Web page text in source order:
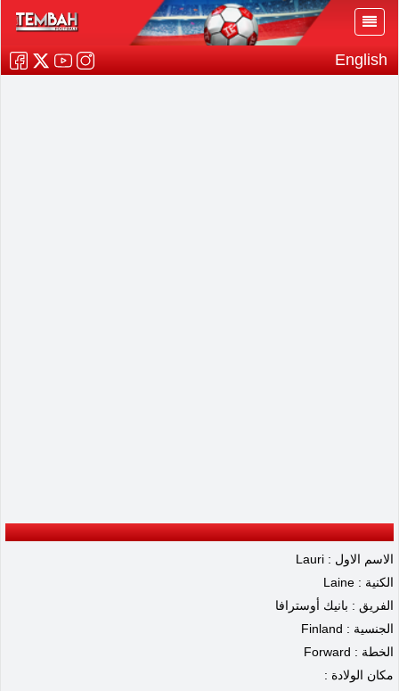
English
الاسم الاول : Lauri
الكنية : Laine
الفريق : بانيك أوسترافا
الجنسية : Finland
الخطة : Forward
مكان الولادة :